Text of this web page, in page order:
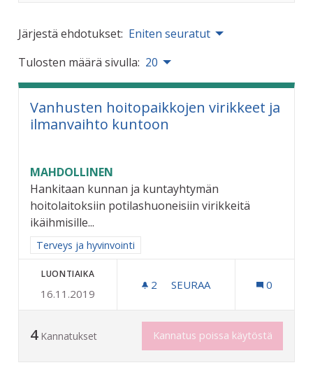
Järjestä ehdotukset: Eniten seuratut
Tulosten määrä sivulla: 20
Vanhusten hoitopaikkojen virikkeet ja
ilmanvaihto kuntoon
MAHDOLLINEN
Hankitaan kunnan ja kuntayhtymän
hoitolaitoksiin potilashuoneisiin virikkeitä
ikäihmisille...
Rajaa tulokset aihepiirin mukaan: Terveys ja hyvinvointi
Terveys ja hyvinvointi
LUONTIAIKA
16.11.2019
2 2 SEURAAJAA
SEURAA 0
4 Kannatukset Kannatus poissa käytöstä